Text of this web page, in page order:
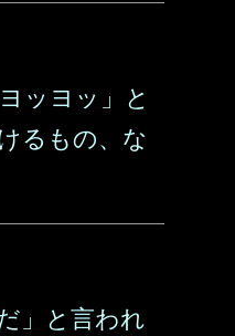
ッヨッ」と
るもの、な
」と言われ